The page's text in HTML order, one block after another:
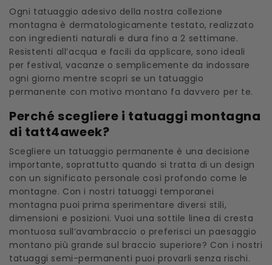
Ogni tatuaggio adesivo della nostra collezione
montagna è dermatologicamente testato, realizzato
con ingredienti naturali e dura fino a 2 settimane.
Resistenti all’acqua e facili da applicare, sono ideali
per festival, vacanze o semplicemente da indossare
ogni giorno mentre scopri se un tatuaggio
permanente con motivo montano fa davvero per te.
Perché scegliere i tatuaggi montagna
di tatt4aweek?
Scegliere un tatuaggio permanente è una decisione
importante, soprattutto quando si tratta di un design
con un significato personale così profondo come le
montagne. Con i nostri tatuaggi temporanei
montagna puoi prima sperimentare diversi stili,
dimensioni e posizioni. Vuoi una sottile linea di cresta
montuosa sull’avambraccio o preferisci un paesaggio
montano più grande sul braccio superiore? Con i nostri
tatuaggi semi-permanenti puoi provarli senza rischi.